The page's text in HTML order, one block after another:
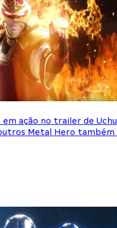
ação no trailer de
Metal Hero também